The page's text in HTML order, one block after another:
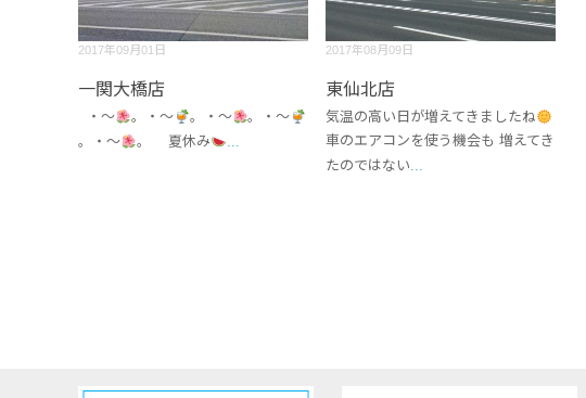
2017年09月01日
一関大橋店
・～ 。・～ 。・～
。・～
。・～
。 夏休み ...
2017年08月09日
東仙北店
気温の高い日が増えてきましたね
車のエアコンを使う機会も 増えてき
たのではない...